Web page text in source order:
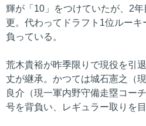
輝が「10」をつけていたが、2
更。代わってドラフト1位ルー
負っている。
荒木貴裕が昨季限りで現役を引
丈が継承。かつては城石憲之（
良介（現一軍内野守備走塁コー
号を背負い、レギュラー取りを目